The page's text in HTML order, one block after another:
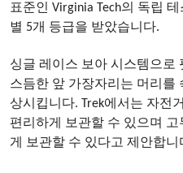
표준인 Virginia Tech의 독립
별 5개 등급을 받았습니다.
싱글 레이스 보아 시스템으로
스듬한 앞 가장자리는 머리를
상시킵니다. Trek에서는 자전
편리하게 보관할 수 있으며
게 보관할 수 있다고 제안합니